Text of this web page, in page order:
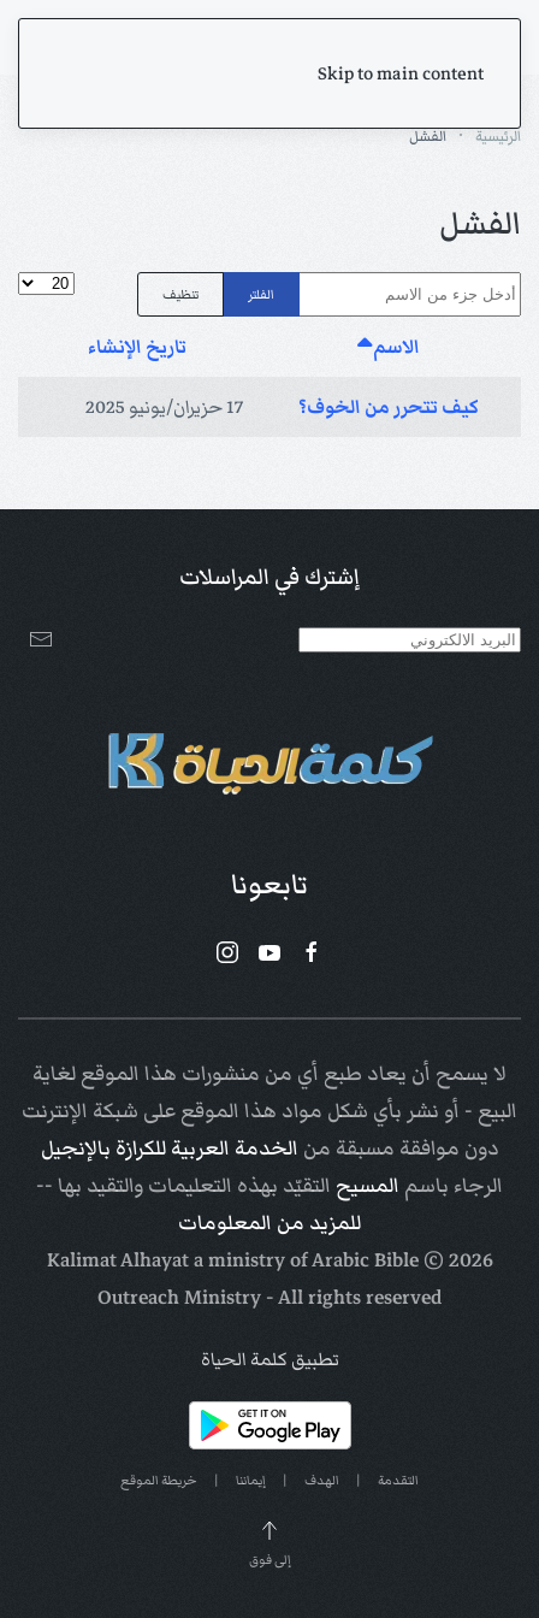
Skip to main content
الرئيسية الفشل
الفشل
أدخل جزء من الاسم الفلتر تنظيف
عدد
الاسم
تاريخ الإنشاء
كيف تتحرر من الخوف؟ 17 حزيران/يونيو 2025
إشترك في المراسلات
تابعونا
لا يسمح أن يعاد طبع أي من منشورات هذا الموقع لغاية
البيع - أو نشر بأي شكل مواد هذا الموقع على شبكة الإنترنت
دون موافقة مسبقة من الخدمة العربية للكرازة بالإنجيل
الرجاء باسم المسيح التقيّد بهذه التعليمات والتقيد بها --
للمزيد من المعلومات
2026
© Kalimat Alhayat a ministry of
Arabic Bible
Outreach Ministry- All rights reserved
تطبيق كلمة الحياة
التقدمة | الهدف | إيماننا | خريطة الموقع
إلى فوق